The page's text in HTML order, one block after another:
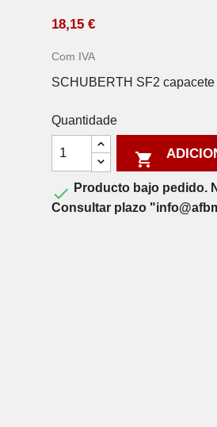
18,15 €
Com IVA
SCHUBERTH SF2
Quantidade

 Producto bajo pedido.
Consultar plazo